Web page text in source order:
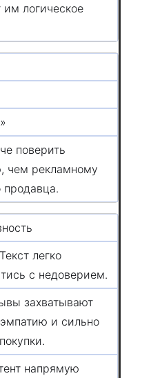
логическое
поверить
чем рекламному
легко
с недоверием.
захватывают
и сильно
напрямую